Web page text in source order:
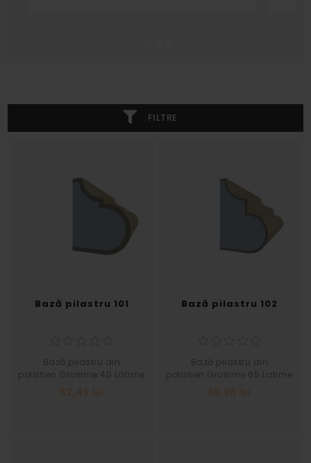
FILTRE
Bază pilastru 101
Bază pilastru din
polistien.Grosime 40 Latime
55
62,49 lei
Bază pilastru 102
Bază pilastru din
polistien.Grosime 65 Latime
100
89,98 lei